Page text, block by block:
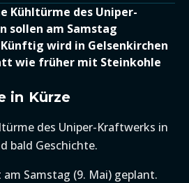
Kühltürme des Uniper-
sollen am Samstag
wird in Gelsenkirchen
wie früher mit Steinkohle
in Kürze
des Uniper-Kraftwerks in
bald Geschichte.
Samstag (9. Mai) geplant.